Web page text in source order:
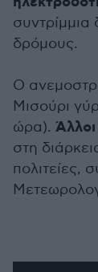
δρόμους.
Ο
Μισούρι
ώρα).
στη
πολιτείες,